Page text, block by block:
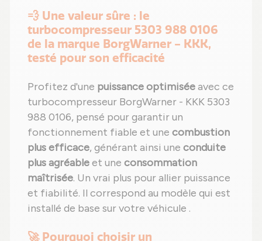
💨 Une valeur sûre : le
turbocompresseur 5303 988 0106
de la marque BorgWarner - KKK,
testé pour son efficacité
Profitez d'une puissance optimiséeavec ce
turbocompresseur BorgWarner - KKK 5303
988 0106, pensé pour garantir un
fonctionnement fiable et une combustion
plus efficace, générant ainsi une conduite
plus agréableet une consommation
maîtrisée. Un vrai plus pour allier puissance
et fiabilité. Il correspond au modèle qui est
installé de base sur votre véhicule .
🚀 Pourquoi choisir un